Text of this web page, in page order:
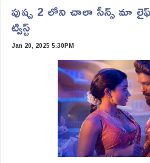
పుష్ప 2 లోని చాలా సీన్స్ మా
ట్విస్ట్
Jan 20, 2025 5:30PM